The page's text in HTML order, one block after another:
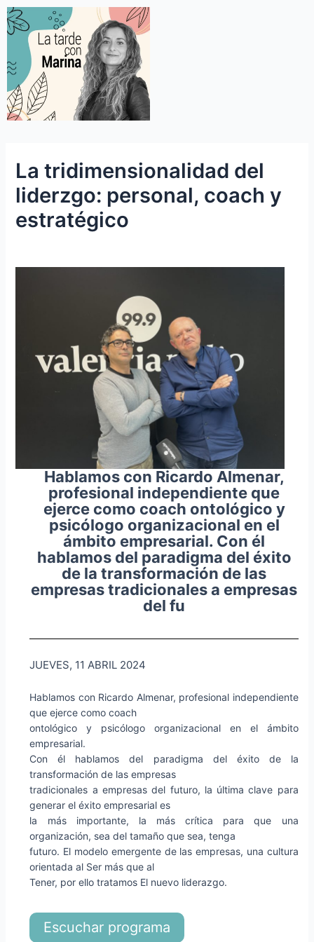
La tridimensionalidad del
liderzgo: personal, coach y
estratégico
Hablamos con Ricardo Almenar,
profesional independiente que
ejerce como coach ontológico y
psicólogo organizacional en el
ámbito empresarial. Con él
hablamos del paradigma del éxito
de la transformación de las
empresas tradicionales a empresas
del fu
JUEVES, 11 ABRIL 2024
Hablamos con Ricardo Almenar, profesional independiente
que ejerce como coach
ontológico y psicólogo organizacional en el ámbito
empresarial.
Con él hablamos del paradigma del éxito de la
transformación de las empresas
tradicionales a empresas del futuro, la última clave para
generar el éxito empresarial es
la más importante, la más crítica para que una
organización, sea del tamaño que sea, tenga
futuro. El modelo emergente de las empresas, una cultura
orientada al Ser más que al
Tener, por ello tratamos El nuevo liderazgo.
Escuchar programa